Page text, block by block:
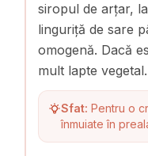
siropul de arțar,
linguriță de sare
omogenă. Dacă
mult lapte vegetal.
Sfat: Pentru o
înmuiate în